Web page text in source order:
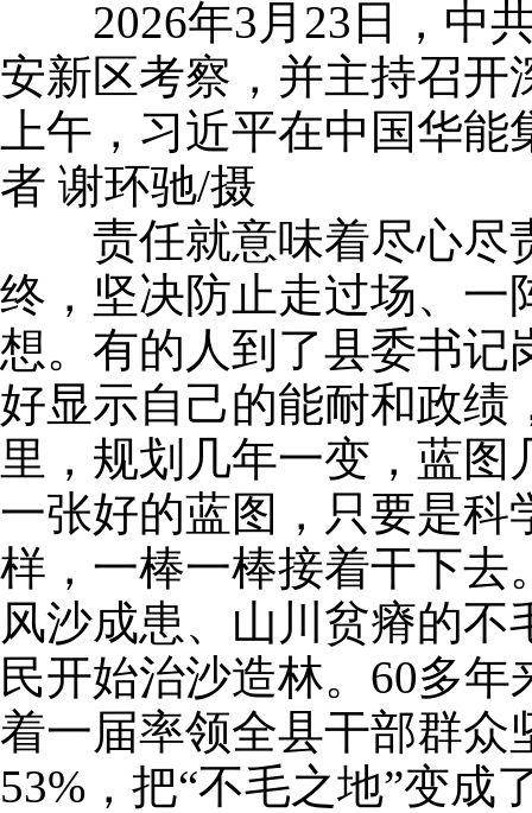
2026年3月23日，中共
安新区考察，并主持召开
上午，习近平在中国华
者 谢环驰/摄
责任就意味着尽心尽责
终，坚决防止走过场、一
想。有的人到了县委书
好显示自己的能耐和政绩
里，规划几年一变，蓝图
一张好的蓝图，只要是
样，一棒一棒接着干下去
风沙成患、山川贫瘠的
民开始治沙造林。60多
着一届率领全县干部群众
53%，把“不毛之地”变成